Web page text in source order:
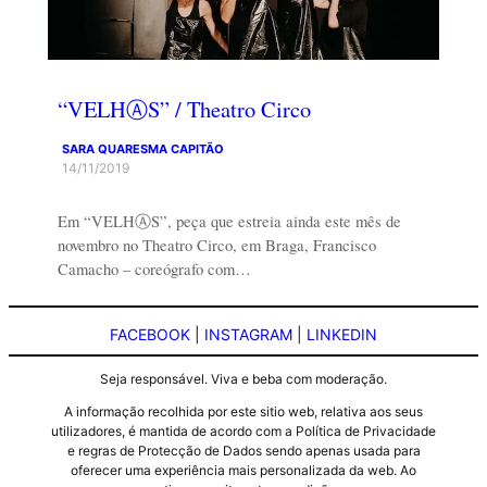
“VELHⒶS” / Theatro Circo
SARA QUARESMA CAPITÃO
14/11/2019
Em “VELHⒶS”, peça que estreia ainda este mês de
novembro no Theatro Circo, em Braga, Francisco
Camacho – coreógrafo com…
FACEBOOK INSTAGRAM LINKEDIN
Seja responsável. Viva e beba com moderação.
A informação recolhida por este sitio web, relativa aos seus
utilizadores, é mantida de acordo com a Política de Privacidade
e regras de Protecção de Dados sendo apenas usada para
oferecer uma experiência mais personalizada da web. Ao